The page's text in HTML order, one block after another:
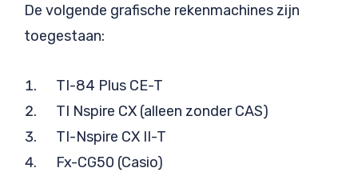
De volgende grafische rekenmachines zijn
toegestaan:
TI-84 Plus CE-T
TI Nspire CX (alleen zonder CAS)
TI-Nspire CX II-T
Fx-CG50 (Casio)